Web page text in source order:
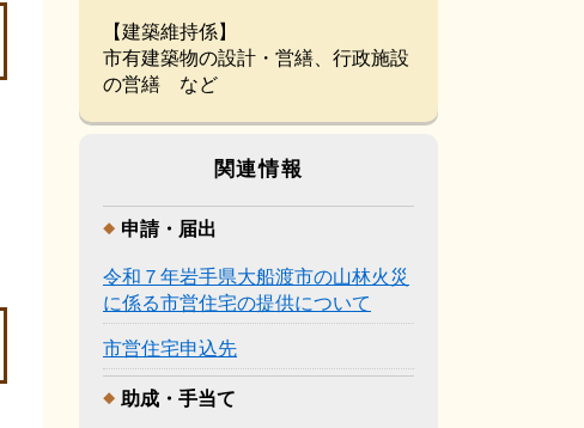
【建築維持係】
市有建築物の設計・営繕、行政施設
の営繕 など
関連情報
申請・届出
令和７年岩手県大船渡市の山林火災
に係る市営住宅の提供について
市営住宅申込先
助成・手当て